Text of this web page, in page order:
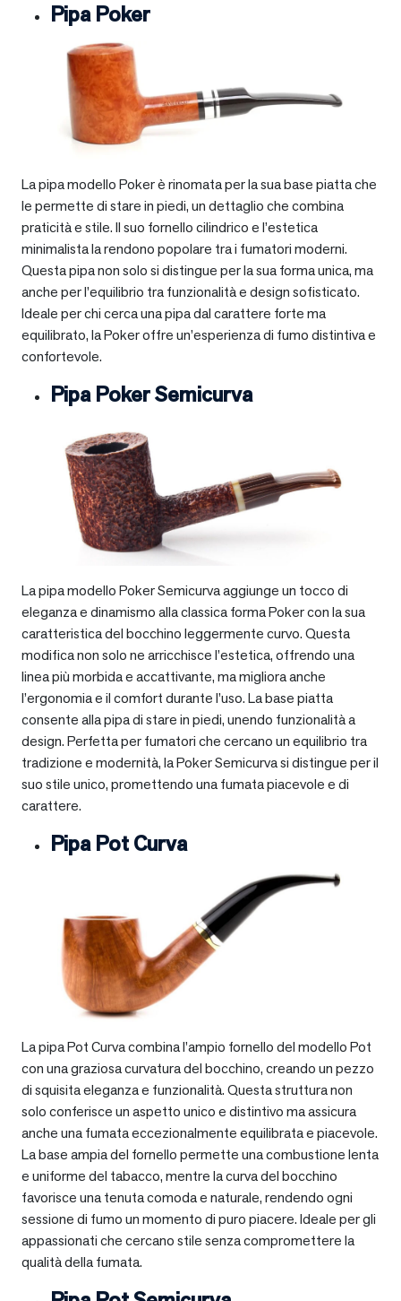
Pipa Poker
La pipa modello Poker è rinomata per la sua base piatta che
le permette di stare in piedi, un dettaglio che combina
praticità e stile. Il suo fornello cilindrico e l’estetica
minimalista la rendono popolare tra i fumatori moderni.
Questa pipa non solo si distingue per la sua forma unica, ma
anche per l’equilibrio tra funzionalità e design sofisticato.
Ideale per chi cerca una pipa dal carattere forte ma
equilibrato, la Poker offre un’esperienza di fumo distintiva e
confortevole.
Pipa Poker Semicurva
La pipa modello Poker Semicurva aggiunge un tocco di
eleganza e dinamismo alla classica forma Poker con la sua
caratteristica del bocchino leggermente curvo. Questa
modifica non solo ne arricchisce l’estetica, offrendo una
linea più morbida e accattivante, ma migliora anche
l’ergonomia e il comfort durante l’uso. La base piatta
consente alla pipa di stare in piedi, unendo funzionalità a
design. Perfetta per fumatori che cercano un equilibrio tra
tradizione e modernità, la Poker Semicurva si distingue per il
suo stile unico, promettendo una fumata piacevole e di
carattere.
Pipa Pot Curva
La pipa Pot Curva combina l’ampio fornello del modello Pot
con una graziosa curvatura del bocchino, creando un pezzo
di squisita eleganza e funzionalità. Questa struttura non
solo conferisce un aspetto unico e distintivo ma assicura
anche una fumata eccezionalmente equilibrata e piacevole.
La base ampia del fornello permette una combustione lenta
e uniforme del tabacco, mentre la curva del bocchino
favorisce una tenuta comoda e naturale, rendendo ogni
sessione di fumo un momento di puro piacere. Ideale per gli
appassionati che cercano stile senza compromettere la
qualità della fumata.